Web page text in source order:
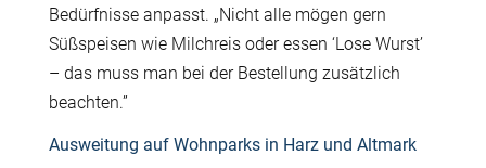
Bedürfnisse anpasst. „Nicht alle mögen gern
Süßspeisen wie Milchreis oder essen ‘Lose Wurst’
– das muss man bei der Bestellung zusätzlich
beachten.”
Ausweitung auf Wohnparks in Harz und Altmark